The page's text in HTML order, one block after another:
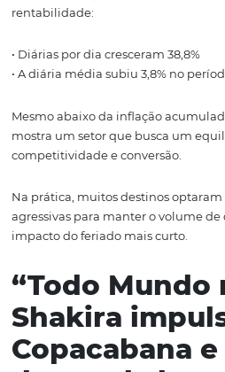
Já destinos como Maceió (-
estratégias mais
Menos
maior
Na comparação geral com o
apresentou retração de 9,6%.
redução de dias do feriado (4
respectivamente).